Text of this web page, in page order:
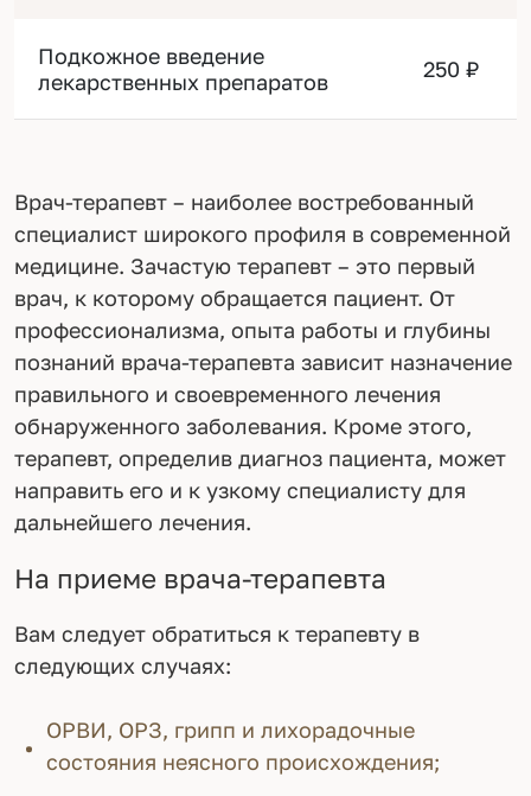
Подкожное введение
лекарственных препаратов
250 ₽
Врач-терапевт – наиболее востребованный
специалист широкого профиля в современной
медицине. Зачастую терапевт – это первый
врач, к которому обращается пациент. От
профессионализма, опыта работы и глубины
познаний врача-терапевта зависит назначение
правильного и своевременного лечения
обнаруженного заболевания. Кроме этого,
терапевт, определив диагноз пациента, может
направить его и к узкому специалисту для
дальнейшего лечения.
На приеме врача-терапевта
Вам следует обратиться к терапевту в
следующих случаях:
ОРВИ, ОРЗ, грипп и лихорадочные
состояния неясного происхождения;